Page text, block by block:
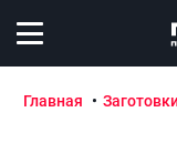
Открыть меню
Главная